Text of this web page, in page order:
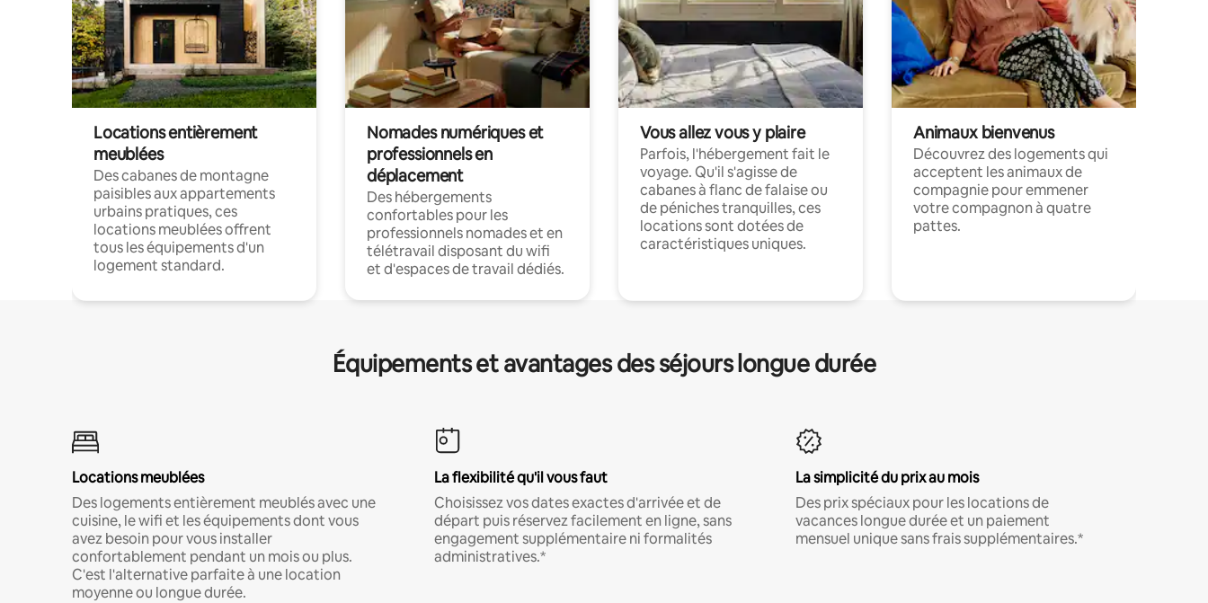
Locations entièrement
meublées
Des cabanes de montagne
paisibles aux appartements
urbains pratiques, ces
locations meublées offrent
tous les équipements d'un
logement standard.
Nomades numériques et
professionnels en
déplacement
Des hébergements
confortables pour les
professionnels nomades et en
télétravail disposant du wifi
et d'espaces de travail dédiés.
Vous allez vous y plaire
Parfois, l'hébergement fait le
voyage. Qu'il s'agisse de
cabanes à flanc de falaise ou
de péniches tranquilles, ces
locations sont dotées de
caractéristiques uniques.
Animaux bienvenus
Découvrez des logements qui
acceptent les animaux de
compagnie pour emmener
votre compagnon à quatre
pattes.
Équipements et avantages des séjours longue durée
Locations meublées
Des logements entièrement meublés avec une
cuisine, le wifi et les équipements dont vous
avez besoin pour vous installer
confortablement pendant un mois ou plus.
C'est l'alternative parfaite à une location
moyenne ou longue durée.
La flexibilité qu'il vous faut
Choisissez vos dates exactes d'arrivée et de
départ puis réservez facilement en ligne, sans
engagement supplémentaire ni formalités
administratives.*
La simplicité du prix au mois
Des prix spéciaux pour les locations de
vacances longue durée et un paiement
mensuel unique sans frais supplémentaires.*